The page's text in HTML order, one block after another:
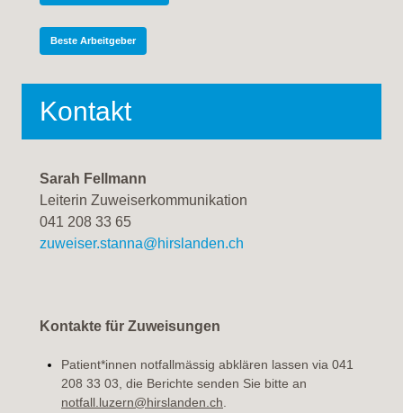
Beste Arbeitgeber
Kontakt
Sarah Fellmann
Leiterin Zuweiserkommunikation
041 208 33 65
zuweiser.stanna@hirslanden.ch
Kontakte für Zuweisungen
Patient*innen notfallmässig abklären lassen via 041
208 33 03, die Berichte senden Sie bitte an
notfall.luzern@hirslanden.ch